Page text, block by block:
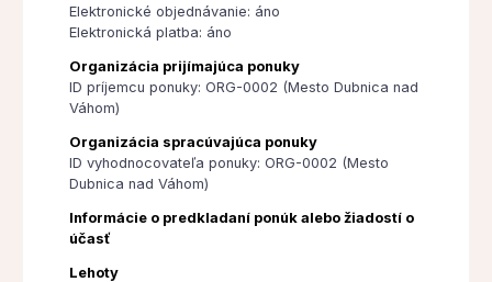
Elektronické objednávanie: áno
Elektronická platba: áno
Organizácia prijímajúca ponuky
ID príjemcu ponuky: ORG-0002 (Mesto Dubnica nad
Váhom)
Organizácia spracúvajúca ponuky
ID vyhodnocovateľa ponuky: ORG-0002 (Mesto
Dubnica nad Váhom)
Informácie o predkladaní ponúk alebo žiadostí o
účasť
Lehoty